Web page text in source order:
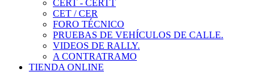
CERT - CERTT
CET / CER
FORO TÉCNICO
PRUEBAS DE VEHÍCULOS DE CALLE.
VIDEOS DE RALLY.
A CONTRATRAMO
TIENDA ONLINE